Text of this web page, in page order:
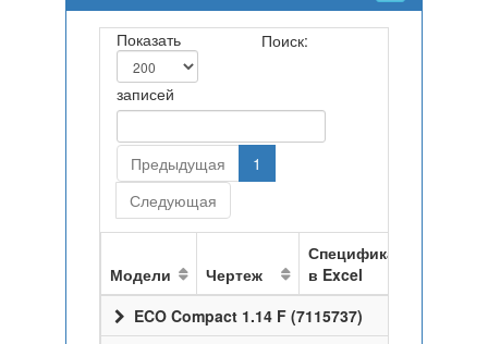
Показать
записей
Поиск:
Предыдущая
1
Следующая
Модели Чертеж
Спецификация
в Excel
ECO Compact 1.14 F (7115737)